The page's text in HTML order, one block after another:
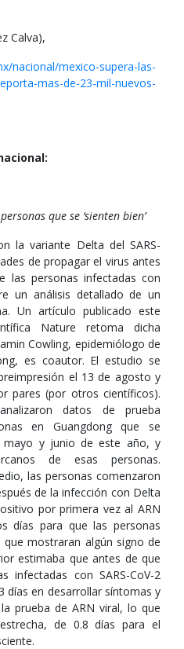
Calva),
nacional/mexico-supera-las-
mas-de-23-mil-nuevos-
que se ‘sienten bien’
la variante Delta del SARS-
de propagar el virus antes
las personas infectadas con
un análisis detallado de un
Un artículo publicado este
Nature retoma dicha
Cowling, epidemiólogo de
es coautor. El estudio se
el 13 de agosto y
pares (por otros científicos).
datos de prueba
en Guangdong que se
y junio de este año, y
de esas personas.
las personas comenzaron
de la infección con Delta
por primera vez al ARN
días para que las personas
mostraran algún signo de
estimaba que antes de que
infectadas con SARS-CoV-2
días en desarrollar síntomas y
prueba de ARN viral, lo que
de 0.8 días para el